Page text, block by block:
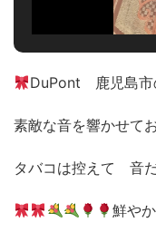
DuPont 鹿児島
素敵な音を響かせて
タバコは控えて 音
鮮や